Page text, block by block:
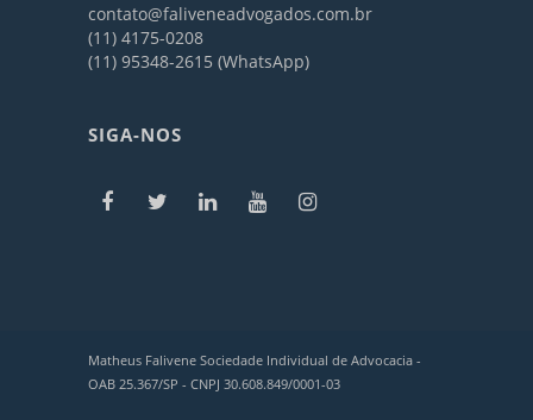
contato@faliveneadvogados.com.br
(11) 4175-0208
(11) 95348-2615 (WhatsApp)
SIGA-NOS
Matheus Falivene Sociedade Individual de Advocacia -
OAB 25.367/SP - CNPJ 30.608.849/0001-03